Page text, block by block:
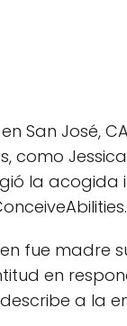
San José,
como
la
fue
en
a la